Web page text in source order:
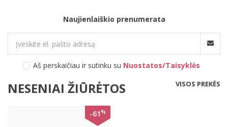
Naujienlaiškio prenumerata
Aš perskaičiau ir sutinku su Nuostatos/Taisyklės
NESENIAI ŽIŪRĖTOS VISOS PREKĖS
-61%